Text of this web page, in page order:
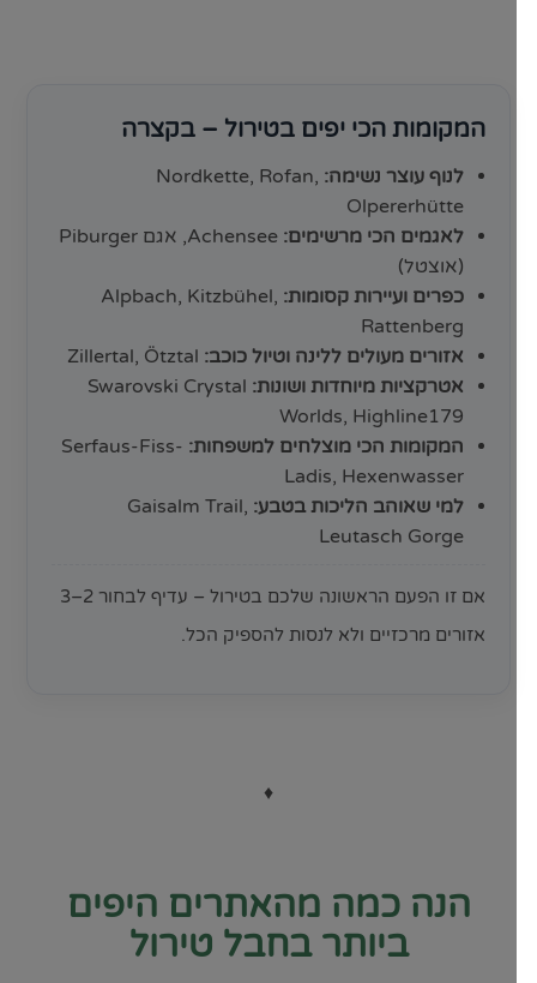
המקומות הכי יפים בטירול – בקצרה
לנוף עוצר נשימה: Nordkette, Rofan,
Olpererhütte
לאגמים הכי מרשימים:
Achensee, אגם Piburger
(אוצטל)
כפרים ועיירות קסומות: Alpbach, Kitzbühel,
Rattenberg
אזורים מעולים ללינה וטיול כוכב:Zillertal, Ötztal
אטרקציות מיוחדות ושונות: Swarovski Crystal
Worlds, Highline179
המקומות הכי מוצלחים למשפחות: Serfaus-Fiss-
Ladis, Hexenwasser
למי שאוהב הליכות בטבע: Gaisalm Trail,
Leutasch Gorge
אם זו הפעם הראשונה שלכם בטירול – עדיף לבחור 2–3
אזורים מרכזיים ולא לנסות להספיק הכל.
הנה כמה מהאתרים היפים
ביותר בחבל טירול